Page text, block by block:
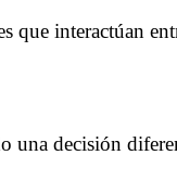
interactúan
decisión